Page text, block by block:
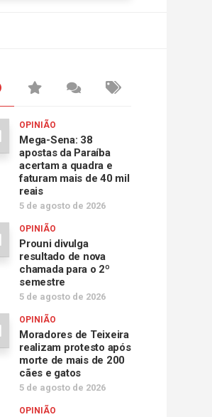
OPINIÃO
Mega-Sena: 38
apostas da Paraíba
acertam a quadra e
faturam mais de 40 mil
reais
5 de agosto de 2026
OPINIÃO
Prouni divulga
resultado de nova
chamada para o 2º
semestre
5 de agosto de 2026
OPINIÃO
Moradores de Teixeira
realizam protesto após
morte de mais de 200
cães e gatos
5 de agosto de 2026
OPINIÃO